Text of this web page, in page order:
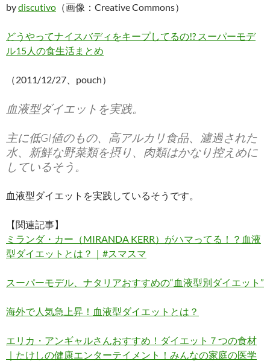
bydiscutivo （画像：Creative Commons）
どうやってナイスバディをキープしてるの!? スーパーモデ
ル15人の食生活まとめ
（2011/12/27、pouch）
血液型ダイエットを実践。
主に低GI値のもの、高アルカリ食品、濾過された
水、新鮮な野菜類を摂り、肉類はかなり控えめに
しているそう。
血液型ダイエットを実践しているそうです。
【関連記事】
ミランダ・カー（MIRANDA KERR）がハマってる！？血液
型ダイエットとは？｜#スマスマ
スーパーモデル、ナタリアおすすめの“血液型別ダイエット”
海外で人気急上昇！血液型ダイエットとは？
エリカ・アンギャルさんおすすめ！ダイエット７つの食材
｜たけしの健康エンターテイメント！みんなの家庭の医学